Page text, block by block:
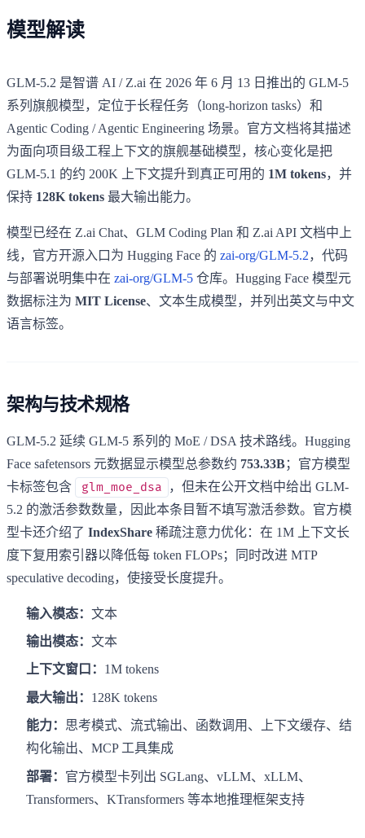
模型解读
GLM-5.2 是智谱 AI / Z.ai 在 2026 年 6 月 13 日推出的 GLM-5
系列旗舰模型，定位于长程任务（long-horizon tasks）和
Agentic Coding / Agentic Engineering 场景。官方文档将其描述
为面向项目级工程上下文的旗舰基础模型，核心变化是把
GLM-5.1 的约 200K 上下文提升到真正可用的 1M tokens，并
保持 128K tokens 最大输出能力。
模型已经在 Z.ai Chat、GLM Coding Plan 和 Z.ai API 文档中上
线，官方开源入口为 Hugging Face 的 zai-org/GLM-5.2，代码
与部署说明集中在 zai-org/GLM-5 仓库。Hugging Face 模型元
数据标注为 MIT License、文本生成模型，并列出英文与中文
语言标签。
架构与技术规格
GLM-5.2 延续 GLM-5 系列的 MoE / DSA 技术路线。Hugging
Face safetensors 元数据显示模型总参数约 753.33B；官方模型
卡标签包含
glm_moe_dsa
，但未在公开文档中给出 GLM-
5.2 的激活参数数量，因此本条目暂不填写激活参数。官方模
型卡还介绍了 IndexShare 稀疏注意力优化：在 1M 上下文长
度下复用索引器以降低每 token FLOPs；同时改进 MTP
speculative decoding，使接受长度提升。
输入模态： 文本
输出模态： 文本
上下文窗口： 1M tokens
最大输出： 128K tokens
能力： 思考模式、流式输出、函数调用、上下文缓存、结
构化输出、MCP 工具集成
部署： 官方模型卡列出 SGLang、vLLM、xLLM、
Transformers、KTransformers 等本地推理框架支持